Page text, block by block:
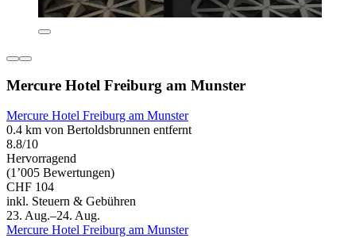
Mercure Hotel Freiburg am Munster
Mercure Hotel Freiburg am Munster
0.4 km von Bertoldsbrunnen entfernt
8.8/10
Hervorragend
(1’005 Bewertungen)
CHF 104
inkl. Steuern & Gebühren
23. Aug.–24. Aug.
Mercure Hotel Freiburg am Munster